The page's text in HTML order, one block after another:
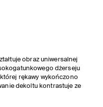
obraz uniwersalnej
dżerseju
rękawy wykończono
dekoltu kontrastuje ze